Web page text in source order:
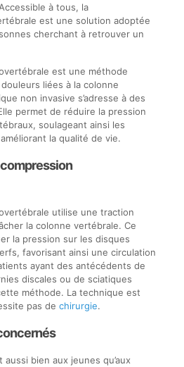
à tous, la
est une solution adoptée
cherchant à retrouver un
est une méthode
liées à la colonne
non invasive s’adresse à des
permet de réduire la pression
soulageant ainsi les
la qualité de vie.
utilise une traction
la colonne vertébrale. Ce
la pression sur les disques
favorisant ainsi une circulation
ayant des antécédents de
discales ou de sciatiques
méthode. La technique est
pas de chirurgie.
bien aux jeunes qu’aux